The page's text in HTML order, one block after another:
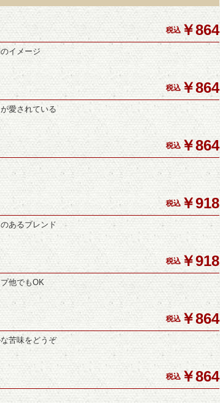
税込￥864
イメージ
税込￥864
愛されている
税込￥864
税込 ￥918
あるブレンド
税込￥918
他でもOK
税込 ￥864
苦味をどうぞ
税込￥864